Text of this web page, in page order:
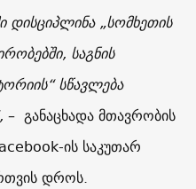
დისციპლინა „სომხეთის
საგნის
სწავლება
– განაცხადა მთავრობის
ის საკუთარ
დროს.